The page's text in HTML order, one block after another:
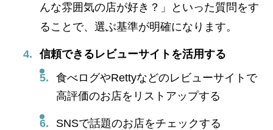
んな雰囲気の店が好き？」といった質問をす
ることで、選ぶ基準が明確になります。
信頼できるレビューサイトを活用する
食べログやRettyなどのレビューサイトで
高評価のお店をリストアップする
SNSで話題のお店をチェックする